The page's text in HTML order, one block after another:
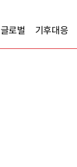
글로벌 기후대응